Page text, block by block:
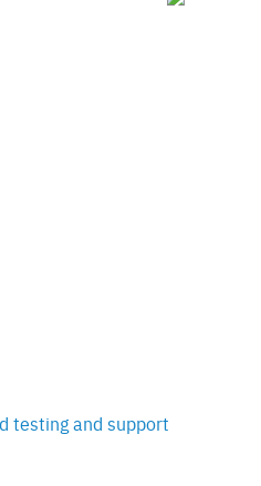
testing and support